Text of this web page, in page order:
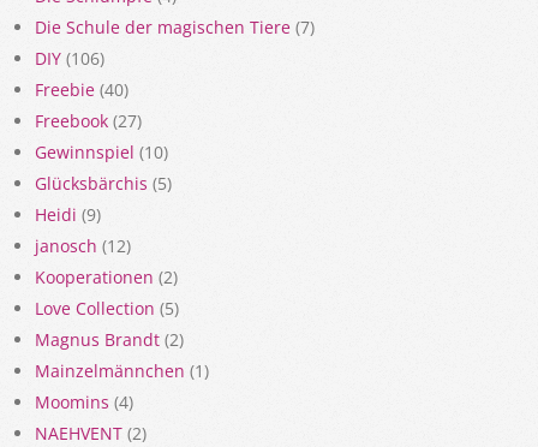
Die Schule der magischen Tiere (7)
DIY (106)
Freebie (40)
Freebook (27)
Gewinnspiel (10)
Glücksbärchis (5)
Heidi (9)
janosch (12)
Kooperationen (2)
Love Collection (5)
Magnus Brandt (2)
Mainzelmännchen (1)
Moomins (4)
NAEHVENT (2)